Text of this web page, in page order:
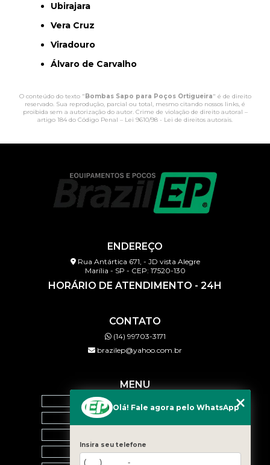
Ubirajara
Vera Cruz
Viradouro
Álvaro de Carvalho
O conteúdo do texto " Bombas Sapo para Poços Ortigueira" é de direito
reservado. Sua reprodução, parcial ou total, mesmo citando nossos links, é
proibida sem a autorização do autor. Crime de violação de direito autoral –
artigo 184 do Código Penal – Lei 9610/98 - Lei de direitos autorais.
ENDEREÇO
Rua Antártica 671, - JD vista Alegre
Marília - SP - CEP: 17520-130
HORÁRIO DE ATENDIMENTO - 24H
CONTATO
(14) 99703-3171
brazilep@yahoo.com.br
MENU
BLOG
Olá! Fale agora pelo WhatsApp
Insira seu telefone